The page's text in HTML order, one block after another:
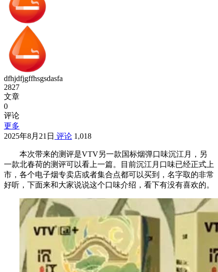
dfhjdfjgffhsgsdasfa
2827
文章
0
评论
更多
2025年8月21日 评论 1,018
本次带来的测评是VTV另一款国标烟弹口味沉江月，另
一款北春荷的测评可以看上一篇。目前沉江月口味已经正式上
市，各个电子烟专卖店或者集合点都可以买到，名字取的非常
好听，下面来和大家说说这个口味介绍，看下有没有喜欢的。